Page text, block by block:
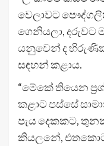
වෙලාවට
ගෙනියලා, දරුවට
යනුවෙන් ද හිරුණිකා
සඳහන් කළාය.
“මේකේ තියෙන
කළාට පස්සේ
පැය දෙකකට,
කියලනේ,